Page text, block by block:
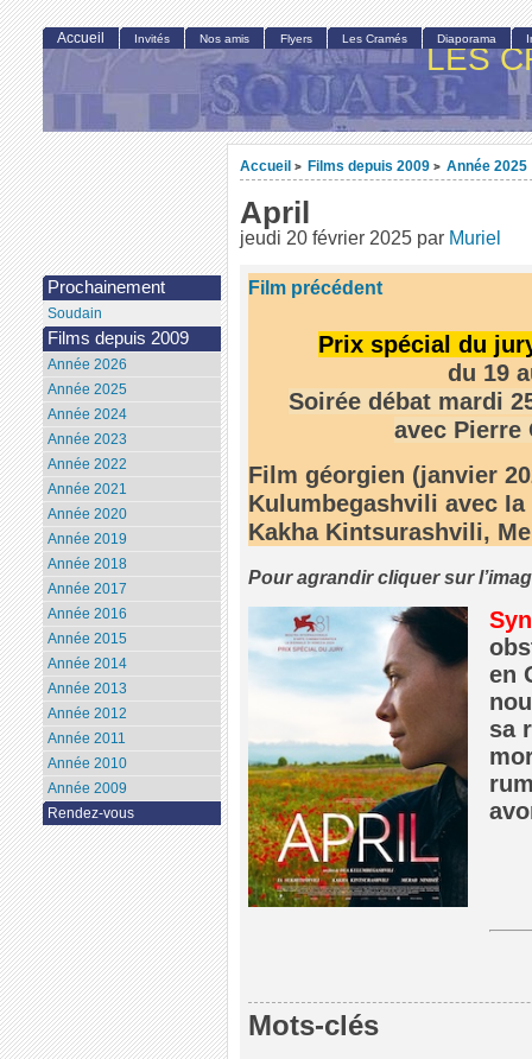
LES
Accueil > Films depuis 2009 > Année 2025
April
jeudi 20 février 2025 par Muriel
Film précédent
Prix spécial du
du 19
Soirée débat mardi
avec Pierre
Film géorgien (janvier
Kulumbegashvili avec
Kakha Kintsurashvili,
Pour agrandir cliquer sur
en
sa
Mots-clés
Accueil Invités Nos amis Flyers Les Cramés Diaporama
Prochainement
Soudain
Films depuis 2009
Année 2026
Année 2025
Année 2024
Année 2023
Année 2022
Année 2021
Année 2020
Année 2019
Année 2018
Année 2017
Année 2016
Année 2015
Année 2014
Année 2013
Année 2012
Année 2011
Année 2010
Année 2009
Rendez-vous